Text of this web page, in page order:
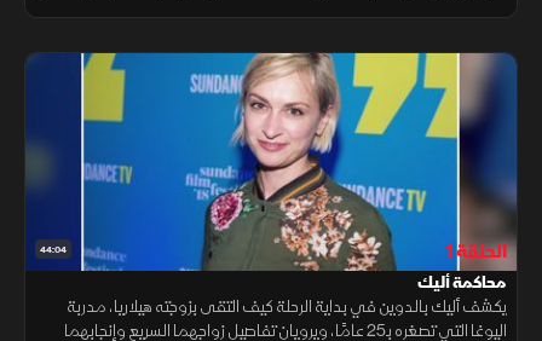
44:04 الحلقة 1
محاكمة أليك
يكشف أليك بالدوين في بداية الرحلة كيف التقى بزوجته هيلاريا، مدربة
اليوغا التي تصغره بـ25 عامًا، ويرويان تفاصيل زواجهما السريع وإنجابهما